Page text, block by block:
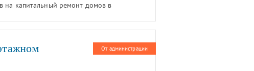
на капитальный ремонт домов в
От администрации